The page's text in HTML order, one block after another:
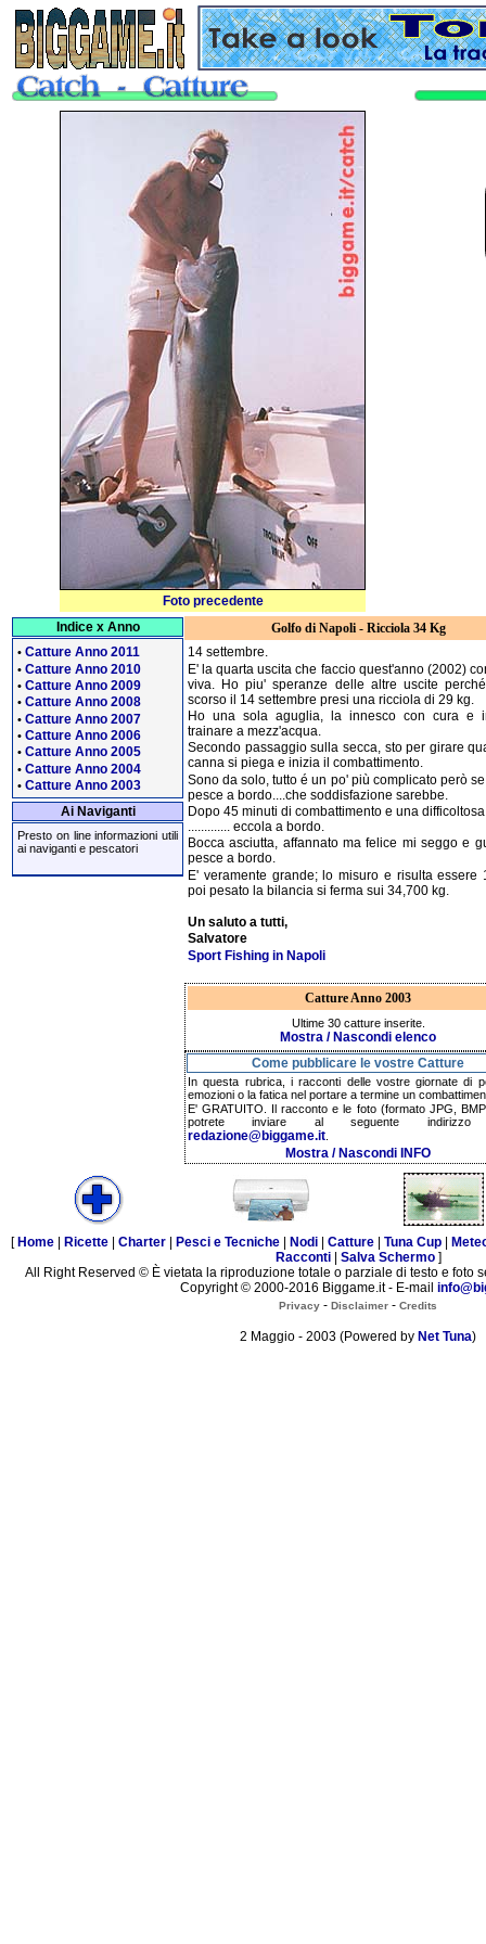
Indice x Anno
• Catture Anno 2011
• Catture Anno 2010
• Catture Anno 2009
• Catture Anno 2008
• Catture Anno 2007
• Catture Anno 2006
• Catture Anno 2005
• Catture Anno 2004
• Catture Anno 2003
Ai Naviganti
Presto on line informazioni utili
ai naviganti e pescatori
Golfo di Napoli - Ricciola 34 Kg
14 settembre.
E' la quarta uscita che faccio quest'anno (2002)
viva. Ho piu' speranze delle altre uscite
scorso il 14 settembre presi una ricciola di 29 kg.
Ho una sola aguglia, la innesco con cura e
trainare a mezz'acqua.
Secondo passaggio sulla secca, sto per girare
canna si piega e inizia il combattimento.
Sono da solo, tutto é un po' più complicato però
pesce a bordo....che soddisfazione sarebbe.
Dopo 45 minuti di combattimento e una
............. eccola a bordo.
Bocca asciutta, affannato ma felice mi seggo e
pesce a bordo.
E' veramente grande; lo misuro e risulta essere
poi pesato la bilancia si ferma sui 34,700 kg.
Un saluto a tutti,
Salvatore
Sport Fishing in Napoli
Catture Anno 2003
Ultime 30 catture inserite.
Mostra / Nascondi elenco
Come pubblicare le vostre Catture
In questa rubrica, i racconti delle vostre giornate di
emozioni o la fatica nel portare a termine un
E' GRATUITO. Il racconto e le foto (formato JPG,
potrete inviare al seguente indirizzo
redazione@biggame.it
Mostra / Nascondi INFO
[ Home Ricette Charter Pesci e Tecniche Nodi Catture Tuna Cup
Racconti| Salva Schermo]
All Right Reserved © È vietata la riproduzione totale o parziale di testo e foto
Copyright © 2000-2016 Biggame.it - E-mail
Privacy - Disclaimer - Credits
2 Maggio - 2003 (Powered by Net Tuna)
Foto precedente